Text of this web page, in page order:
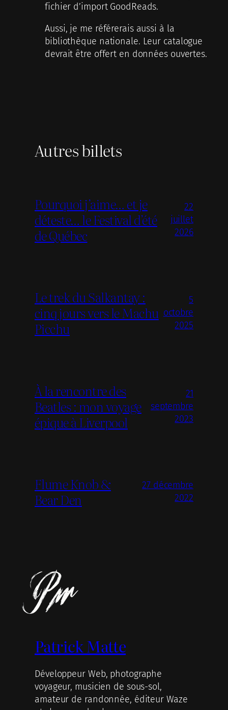
fichier d’import GoodReads.
Aussi, je me référerais aussi à la
bibliothèque nationale. Leur catalogue
devrait être offert en données ouvertes.
Autres billets
Pourquoi j’aime… et je
déteste… le Festival d’été
de Québec
22
juillet
2026
Le trek du Salkantay :
cinq jours vers le Machu
Picchu
5
octobre
2025
À la rencontre des
Beatles : mon voyage
épique à Liverpool
21
septembre
2023
Flume Knob &
Bear Den
27 décembre
2022
Patrick Matte
Développeur Web, photographe
voyageur, musicien de sous-sol,
amateur de randonnée, éditeur Waze